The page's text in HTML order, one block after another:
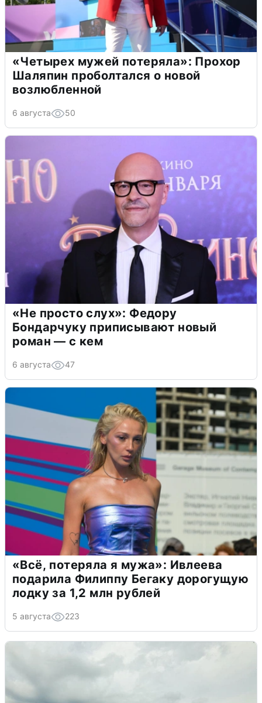
«Четырех мужей потеряла»: Прохор
Шаляпин проболтался о новой
возлюбленной
6 августа 50
«Не просто слух»: Федору
Бондарчуку приписывают новый
роман — с кем
6 августа 47
«Всё, потеряла я мужа»: Ивлеева
подарила Филиппу Бегаку дорогущую
лодку за 1,2 млн рублей
5 августа 223